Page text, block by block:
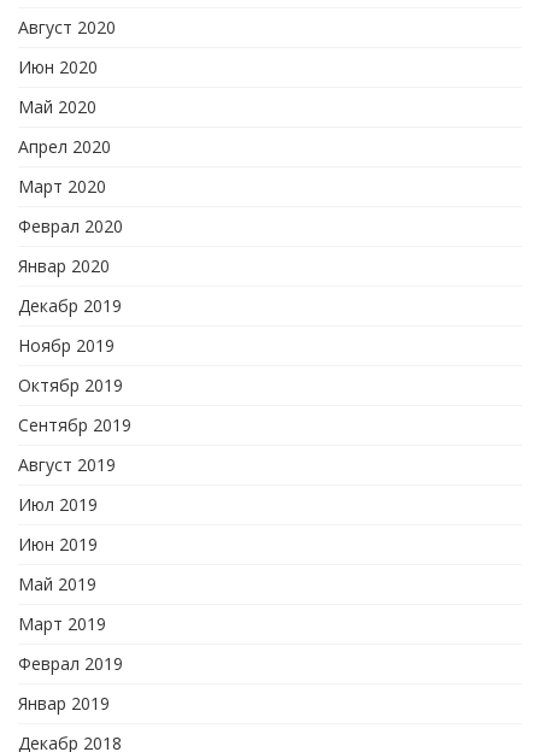
Август 2020
Июн 2020
Май 2020
Апрел 2020
Март 2020
Феврал 2020
Январ 2020
Декабр 2019
Ноябр 2019
Октябр 2019
Сентябр 2019
Август 2019
Июл 2019
Июн 2019
Май 2019
Март 2019
Феврал 2019
Январ 2019
Декабр 2018